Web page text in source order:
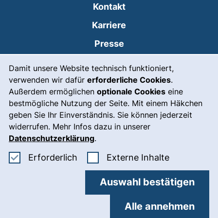
Damit unsere Website technisch funktioniert,
verwenden wir dafür erforderliche Cookies.
Außerdem ermöglichen optionale Cookies eine
bestmögliche Nutzung der Seite. Mit einem Häkchen
geben Sie Ihr Einverständnis. Sie können jederzeit
widerrufen. Mehr Infos dazu in unserer
Datenschutzerklärung.
Erforderlich Erforderliche Cookies akzeptieren
Externe Inhalte: Externe
Auswahl bestätigen
Alle annehmen
Kontakt
Karriere
Presse
Leichte Sprache
Gebärdensprache
Notfall(externer Link, öffnet
Impressum
Barrierefreiheit
Datenschutz